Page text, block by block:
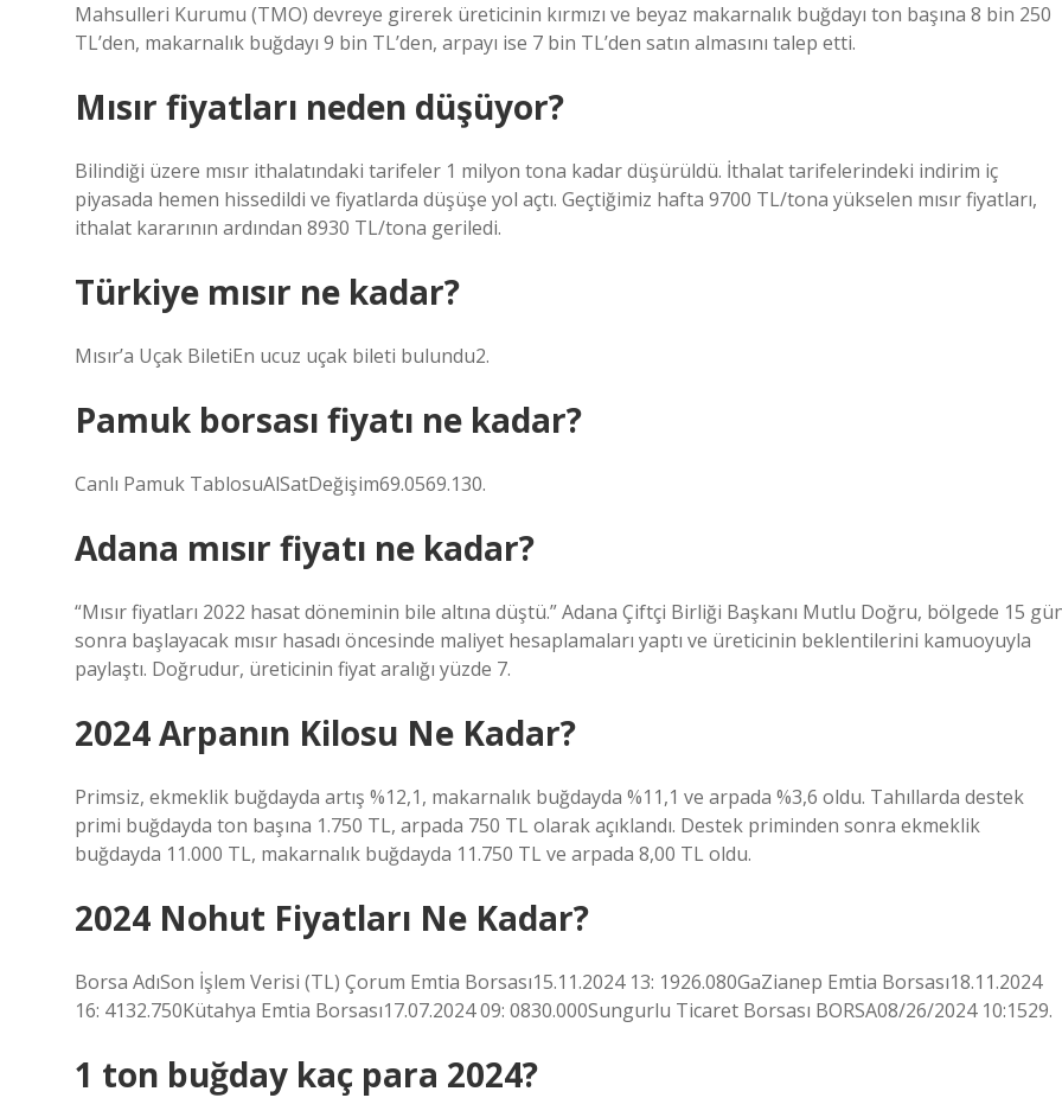
Mahsulleri Kurumu (TMO) devreye girerek üreticinin kırmızı ve beyaz makarnalık buğdayı ton başına 8 bin 250
TL’den, makarnalık buğdayı 9 bin TL’den, arpayı ise 7 bin TL’den satın almasını talep etti.
Mısır fiyatları neden düşüyor?
Bilindiği üzere mısır ithalatındaki tarifeler 1 milyon tona kadar düşürüldü. İthalat tarifelerindeki indirim iç
piyasada hemen hissedildi ve fiyatlarda düşüşe yol açtı. Geçtiğimiz hafta 9700 TL/tona yükselen mısır fiyatları,
ithalat kararının ardından 8930 TL/tona geriledi.
Türkiye mısır ne kadar?
Mısır’a Uçak BiletiEn ucuz uçak bileti bulundu2.
Pamuk borsası fiyatı ne kadar?
Canlı Pamuk TablosuAlSatDeğişim69.0569.130.
Adana mısır fiyatı ne kadar?
“Mısır fiyatları 2022 hasat döneminin bile altına düştü.” Adana Çiftçi Birliği Başkanı Mutlu Doğru, bölgede 15
sonra başlayacak mısır hasadı öncesinde maliyet hesaplamaları yaptı ve üreticinin beklentilerini kamuoyuyla
paylaştı. Doğrudur, üreticinin fiyat aralığı yüzde 7.
2024 Arpanın Kilosu Ne Kadar?
Primsiz, ekmeklik buğdayda artış %12,1, makarnalık buğdayda %11,1 ve arpada %3,6 oldu. Tahıllarda destek
primi buğdayda ton başına 1.750 TL, arpada 750 TL olarak açıklandı. Destek priminden sonra ekmeklik
buğdayda 11.000 TL, makarnalık buğdayda 11.750 TL ve arpada 8,00 TL oldu.
2024 Nohut Fiyatları Ne Kadar?
Borsa AdıSon İşlem Verisi (TL) Çorum Emtia Borsası15.11.2024 13: 1926.080GaZianep Emtia Borsası18.11.2024
16: 4132.750Kütahya Emtia Borsası17.07.2024 09: 0830.000Sungurlu Ticaret Borsası BORSA08/26/2024 10:1529.
1 ton buğday kaç para 2024?